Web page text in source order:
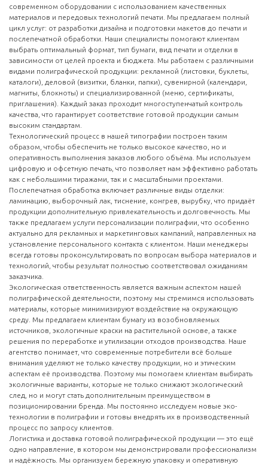
современном оборудовании с использованием качественных
материалов и передовых технологий печати. Мы предлагаем полный
цикл услуг: от разработки дизайна и подготовки макетов до печати и
послепечатной обработки. Наши специалисты помогают клиентам
выбрать оптимальный формат, тип бумаги, вид печати и отделки в
зависимости от целей проекта и бюджета. Мы работаем с различными
видами полиграфической продукции: рекламной (листовки, буклеты,
каталоги), деловой (визитки, бланки, папки), сувенирной (календари,
магниты, блокноты) и специализированной (меню, сертификаты,
приглашения). Каждый заказ проходит многоступенчатый контроль
качества, что гарантирует соответствие готовой продукции самым
высоким стандартам.
Технологический процесс в нашей типографии построен таким
образом, чтобы обеспечить не только высокое качество, но и
оперативность выполнения заказов любого объёма. Мы используем
цифровую и офсетную печать, что позволяет нам эффективно работать
как с небольшими тиражами, так и с масштабными проектами.
Послепечатная обработка включает различные виды отделки:
ламинацию, выборочный лак, тиснение, конгрев, вырубку, что придаёт
продукции дополнительную привлекательность и долговечность. Мы
также предлагаем услуги персонализации полиграфии, что особенно
актуально для рекламных и маркетинговых кампаний, направленных на
установление персонального контакта с клиентом. Наши менеджеры
всегда готовы проконсультировать по вопросам выбора материалов и
технологий, чтобы результат полностью соответствовал ожиданиям
заказчика.
Экологическая ответственность является важным аспектом нашей
полиграфической деятельности, поэтому мы стремимся использовать
материалы, которые минимизируют воздействие на окружающую
среду. Мы предлагаем клиентам бумагу из возобновляемых
источников, экологичные краски на растительной основе, а также
решения по переработке и утилизации отходов производства. Наше
агентство понимает, что современные потребители всё больше
внимания уделяют не только качеству продукции, но и этическим
аспектам её производства. Поэтому мы помогаем клиентам выбирать
экологичные варианты, которые не только снижают экологический
след, но и могут стать дополнительным преимуществом в
позиционировании бренда. Мы постоянно исследуем новые эко-
технологии в полиграфии и готовы внедрять их в производственный
процесс по запросу клиентов.
Логистика и доставка готовой полиграфической продукции — это ещё
одно направление, в котором мы демонстрировали профессионализм
и надёжность. Мы организуем бережную упаковку и оперативную